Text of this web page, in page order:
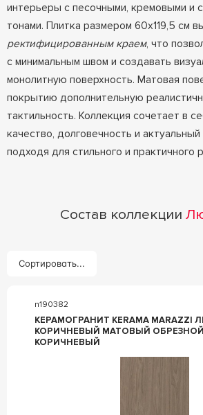
интерьеры с песочными, кремовыми и
тонами. Плитка размером 60x119,5 см
ректифицированным краем, что
с минимальным швом и создавать
монолитную поверхность. Матовая
покрытию дополнительную
тактильность. Коллекция сочетает в
качество, долговечность и
подходя для стильного и практичного
Состав коллекции
Сортировать...
n190382
КЕРАМОГРАНИТ KERAMA MARAZZI ЛЮБЕРОН
КОРИЧНЕВЫЙ МАТОВЫЙ ОБРЕЗНОЙ
КОРИЧНЕВЫЙ